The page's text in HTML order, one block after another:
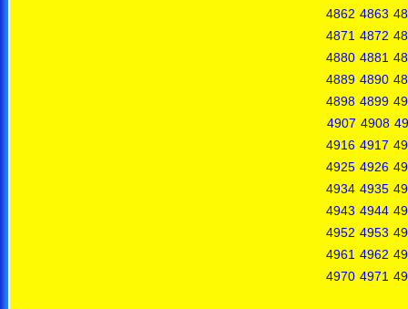
4862 4863
4871 4872
4880 4881
4889 4890
4898 4899
4907 4908
4916 4917
4925 4926
4934 4935
4943 4944
4952 4953
4961 4962
4970 4971